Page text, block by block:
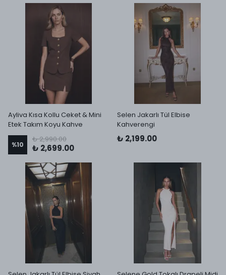
Ayliva Kısa Kollu Ceket & Mini
Etek Takım Koyu Kahve
%10
₺ 2,990.00
₺ 2,699.00
Selen Jakarlı Tül Elbise
Kahverengi
₺ 2,199.00